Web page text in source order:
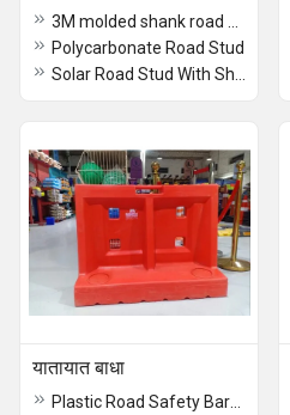
Polycarbonate Road Stud
यातायात बाधा